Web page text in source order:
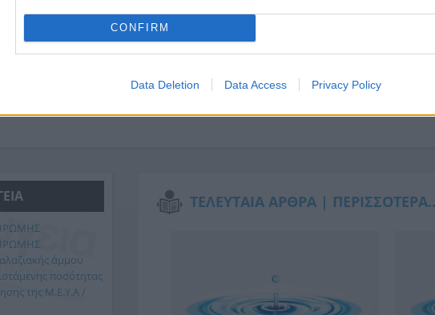
CONFIRM
Data Deletion Data Access Privacy Policy
άμμου
ποσότητας
της Μ.Ε.Υ.Α /
ΤΕΛΕΥΤΑΙΑ ΑΡΘΡΑ |